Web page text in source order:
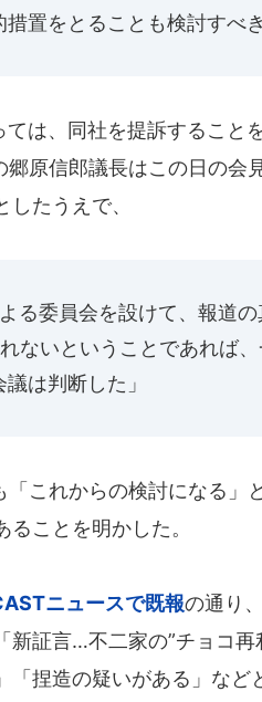
置をとることも検討すべ
は、同社を提訴すること
原信郎議長はこの日の会
たうえで、
る委員会を設けて、報道
ないということであれば
は判断した」
これからの検討になる」
ことを明かした。
ニュースで既報の通り
新証言…不二家の”チョコ
「捏造の疑いがある」など